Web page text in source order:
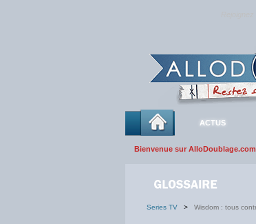
ACTUS
Bienvenue sur AlloDoublage.com
Series TV > Wisdom : tous